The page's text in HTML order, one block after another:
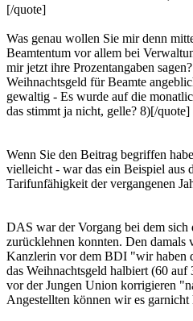
[/quote]
Was genau wollen Sie mir denn
Beamtentum vor allem bei
mir jetzt ihre Prozentangaben
Weihnachtsgeld für Beamte
gewaltig - Es wurde auf die
das stimmt ja nicht, gelle? 8)[/quote]
Wenn Sie den Beitrag begriffen
vielleicht - war das ein Beispiel aus
Tarifunfähigkeit der vergangenen
DAS war der Vorgang bei dem
zurücklehnen konnten. Den damals
Kanzlerin vor dem BDI "wir haben
das Weihnachtsgeld halbiert (60 auf
vor der Jungen Union korrigieren
Angestellten können wir es garnicht